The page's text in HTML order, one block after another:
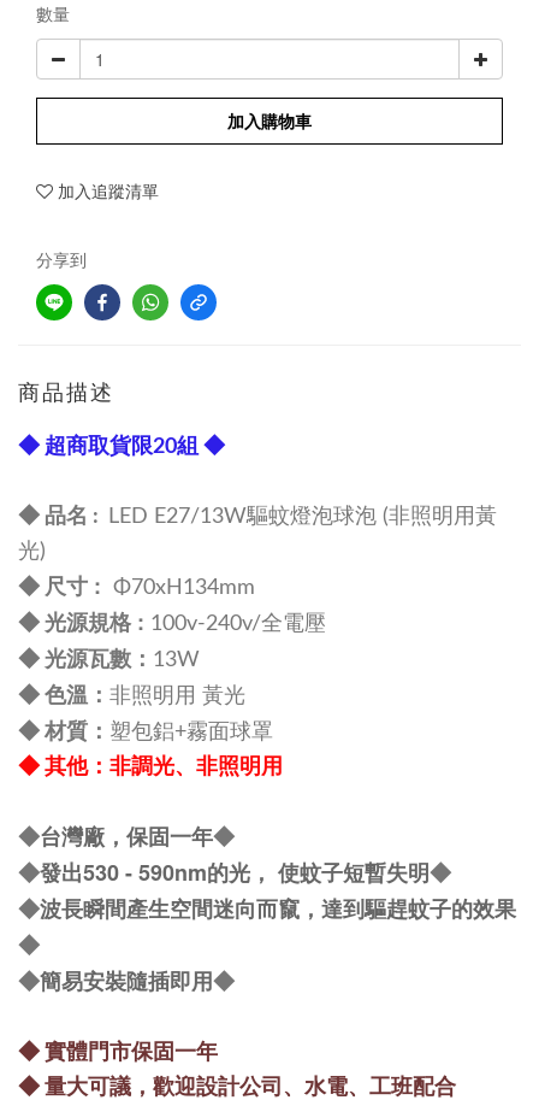
數量
加入購物車
加入追蹤清單
分享到
商品描述
◆ 超商取貨限20組 ◆
◆ 品名 :
LED E27/13W驅蚊燈泡球泡 (非照明用黃
光)
◆ 尺寸 :
Φ70xH134mm
◆ 光源規格 : 100v-240v/全電壓
◆ 光源瓦數 ： 13W
◆ 色溫 ： 非照明用 黃光
◆ 材質 ： 塑包鋁+霧面球罩
◆其他：非調光、非照明用
◆台灣廠，保固一年◆
◆發出530 - 590nm的光， 使蚊子短暫失明◆
◆波長瞬間產生空間迷向而竄，達到驅趕蚊子的效果
◆
◆簡易安裝隨插即用◆
◆ 實體門市保固一年
◆ 量大可議， 歡迎設計公司、水電、工班配合